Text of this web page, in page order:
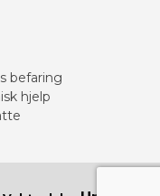
befaring
hjelp